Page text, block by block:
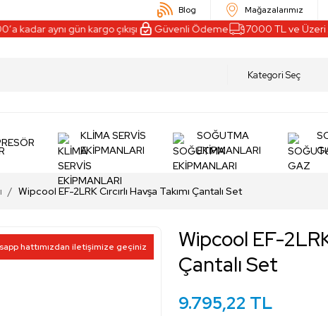
Blog Mağazalarımız
kadar aynı gün kargo çıkışı Güvenli Ödeme 7000 TL ve Üzeri
KLİMA SERVİS
EKİPMANLARI
SOĞUTMA
EKİPMANLARI
Wipcool EF-2LRK Cırcırlı Havşa Takımı Çantalı Set
hattımızdan iletişimize geçiniz
Wipcool EF-2LRK
Çantalı Set
9.795,22 TL